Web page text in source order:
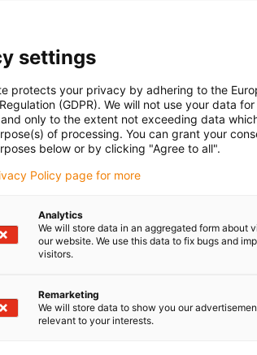
settings
protects your privacy by adhering to the
(GDPR). We will not use your data
only to the extent not exceeding data
of processing. You can grant your
below or by clicking "Agree to all".
Policy page for more
Analytics
We will store data in an aggregated form about
our website. We use this data to fix bugs and
visitors.
Remarketing
We will store data to show you our
relevant to your interests.